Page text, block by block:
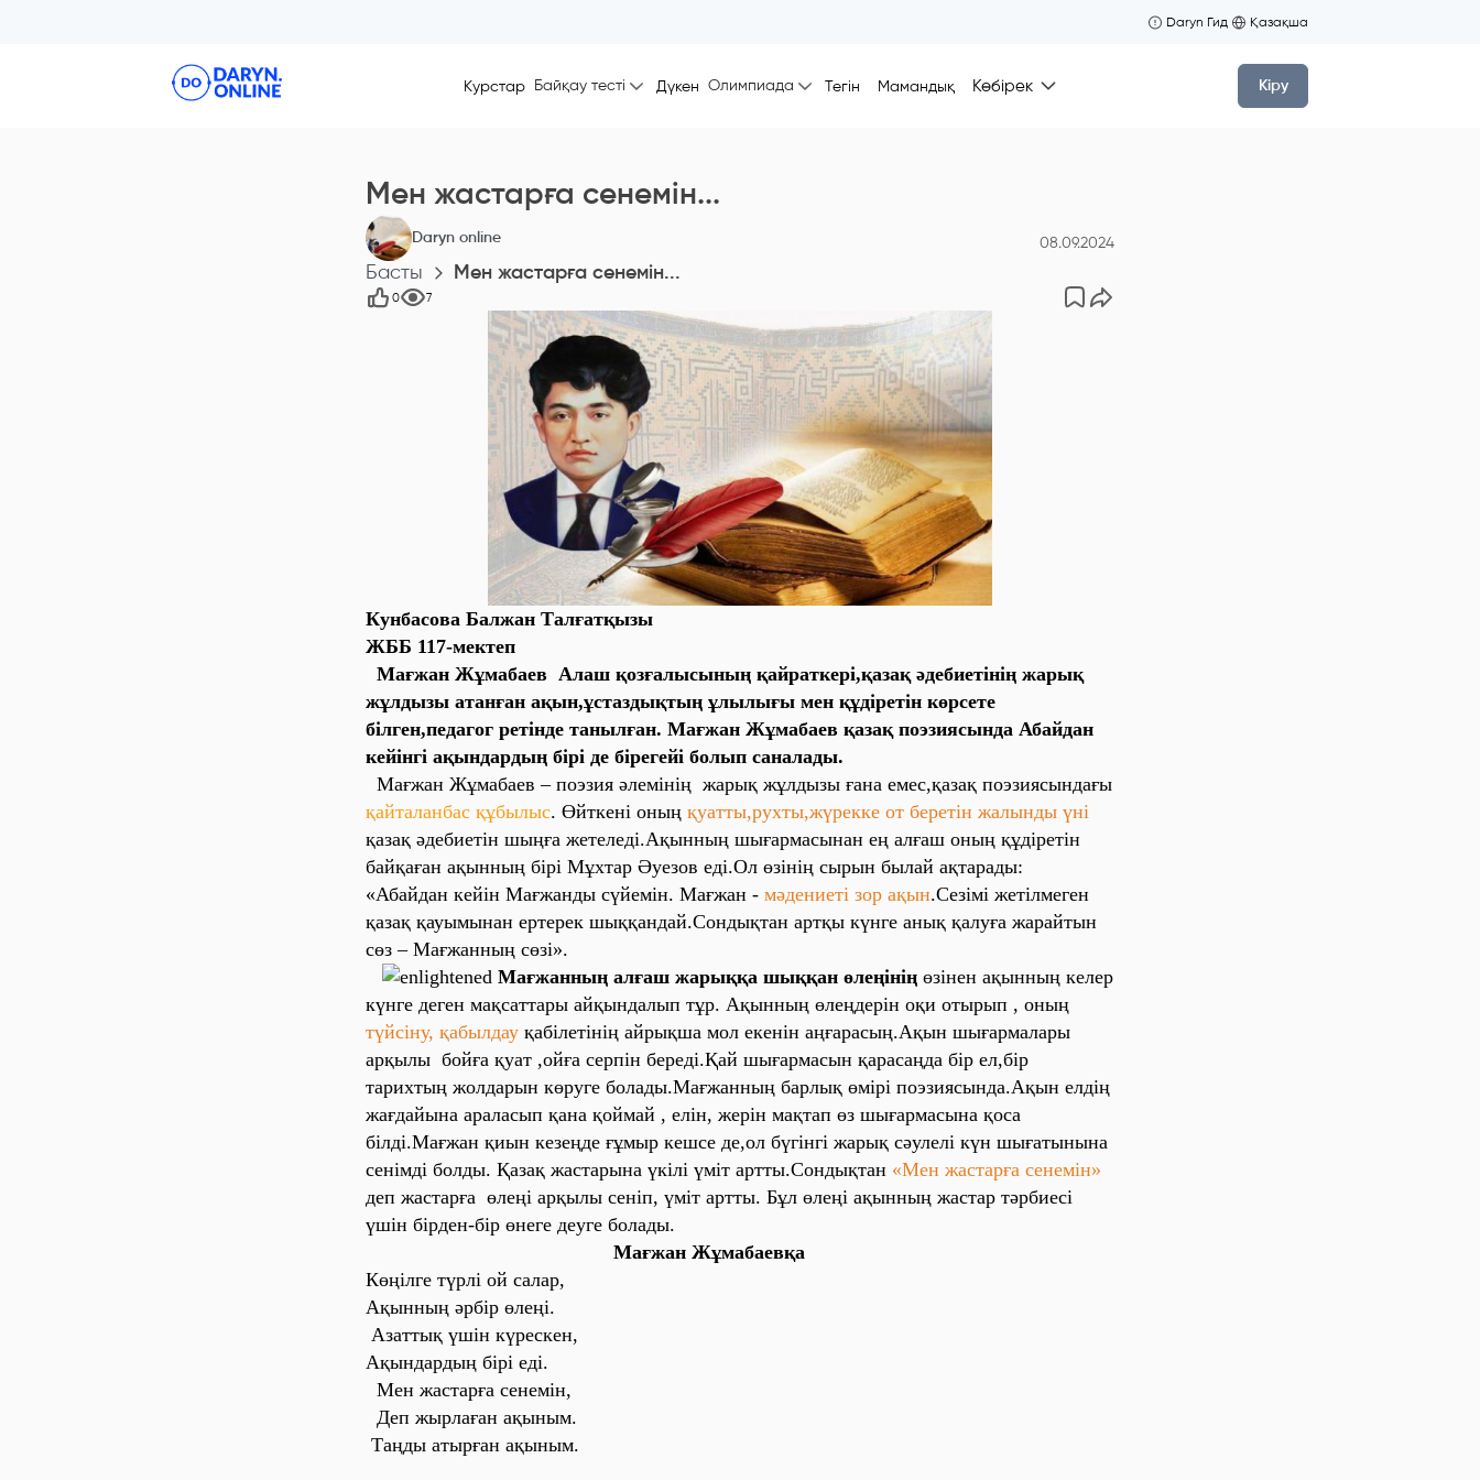
Daryn Гид Қазақша
Курстар Байқау тесті Дүкен Олимпиада Тегін Мамандық Көбірек Кіру
Мен жастарға сенемін...
Daryn online 08.09.2024
Басты Мен жастарға сенемін...
0 7
Кунбасова Балжан Талғатқызы
ЖББ 117-мектеп
Мағжан Жұмабаев Алаш қозғалысының қайраткері,қазақ әдебиетінің жарық
жұлдызы атанған ақын,ұстаздықтың ұлылығы мен құдіретін көрсете
білген,педагог ретінде танылған. Мағжан Жұмабаев қазақ поэзиясында Абайдан
кейінгі ақындардың бірі де бірегейі болып саналады.
Мағжан Жұмабаев – поэзия әлемінің жарық жұлдызы ғана емес,қазақ поэзиясындағы
қайталанбас құбылыс. Өйткені оның қуатты,рухты,жүрекке от беретін жалынды үні
қазақ әдебиетін шыңға жетеледі.Ақынның шығармасынан ең алғаш оның құдіретін
байқаған ақынның бірі Мұхтар Әуезов еді.Ол өзінің сырын былай ақтарады:
«Абайдан кейін Мағжанды сүйемін. Мағжан - мәдениеті зор ақын.Сезімі жетілмеген
қазақ қауымынан ертерек шыққандай.Сондықтан артқы күнге анық қалуға жарайтын
сөз – Мағжанның сөзі».
Мағжанның алғаш жарыққа шыққан өлеңінің өзінен ақынның келер
күнге деген мақсаттары айқындалып тұр. Ақынның өлеңдерін оқи отырып , оның
түйсіну, қабылдау қабілетінің айрықша мол екенін аңғарасың.Ақын шығармалары
арқылы бойға қуат ,ойға серпін береді.Қай шығармасын қарасаңда бір ел,бір
тарихтың жолдарын көруге болады.Мағжанның барлық өмірі поэзиясында.Ақын елдің
жағдайына араласып қана қоймай , елін, жерін мақтап өз шығармасына қоса
білді.Мағжан қиын кезеңде ғұмыр кешсе де,ол бүгінгі жарық сәулелі күн шығатынына
сенімді болды. Қазақ жастарына үкілі үміт артты.Сондықтан «Мен жастарға сенемін»
деп жастарға өлеңі арқылы сеніп, үміт артты. Бұл өлеңі ақынның жастар тәрбиесі
үшін бірден-бір өнеге деуге болады.
Мағжан Жұмабаевқа
Көңілге түрлі ой салар,
Ақынның әрбір өлеңі.
Азаттық үшін күрескен,
Ақындардың бірі еді.
Мен жастарға сенемін,
Деп жырлаған ақыным.
Таңды атырған ақыным.